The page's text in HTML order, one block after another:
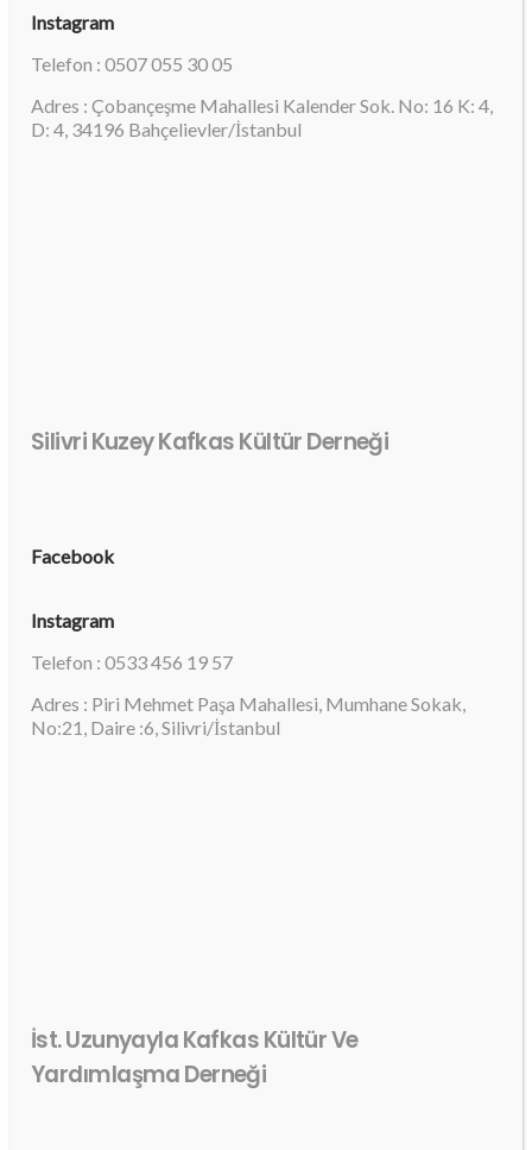
Instagram
Telefon : 0507 055 30 05
Adres : Çobançeşme Mahallesi Kalender Sok. No: 16 K: 4,
D: 4, 34196 Bahçelievler/İstanbul
Silivri Kuzey Kafkas Kültür Derneği
Facebook
Instagram
Telefon : 0533 456 19 57
Adres : Piri Mehmet Paşa Mahallesi, Mumhane Sokak,
No:21, Daire :6, Silivri/İstanbul
İst. Uzunyayla Kafkas Kültür Ve
Yardımlaşma Derneği